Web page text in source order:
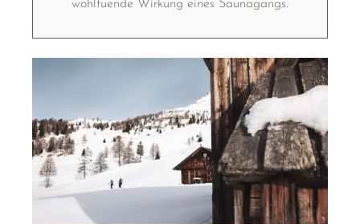
wohltuende Wirkung eines Saunagangs.